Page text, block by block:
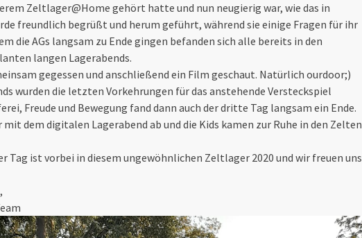
Zeltlager@Home gehört hatte und nun neugierig war, wie das in
freundlich begrüßt und herum geführt, während sie einige Fragen für ihr
die AGs langsam zu Ende gingen befanden sich alle bereits in den
langen Lagerabends.
gegessen und anschließend ein Film geschaut. Natürlich ourdoor;)
wurden die letzten Vorkehrungen für das anstehende Versteckspiel
Freude und Bewegung fand dann auch der dritte Tag langsam ein Ende.
dem digitalen Lagerabend ab und die Kids kamen zur Ruhe in den Zelten
Tag ist vorbei in diesem ungewöhnlichen Zeltlager 2020 und wir freuen uns